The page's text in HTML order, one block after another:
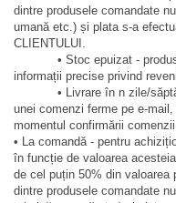
dintre produsele comandate
umană etc.) și plata s-a
CLIENTULUI.
• Stoc epuizat - produsul
informații precise privind
• Livrare în n zile/
unei comenzi ferme pe e-
momentul confirmării
• La comandă - pentru
în funcție de valoarea
de cel puțin 50% din valoarea
dintre produsele comandate